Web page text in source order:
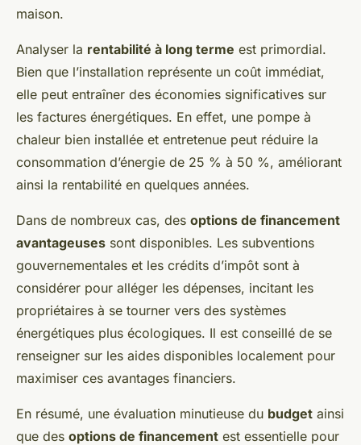
maison.
Analyser la rentabilité à long terme est primordial.
Bien que l’installation représente un coût immédiat,
elle peut entraîner des économies significatives sur
les factures énergétiques. En effet, une pompe à
chaleur bien installée et entretenue peut réduire la
consommation d’énergie de 25 % à 50 %, améliorant
ainsi la rentabilité en quelques années.
Dans de nombreux cas, des options de financement
avantageuses sont disponibles. Les subventions
gouvernementales et les crédits d’impôt sont à
considérer pour alléger les dépenses, incitant les
propriétaires à se tourner vers des systèmes
énergétiques plus écologiques. Il est conseillé de se
renseigner sur les aides disponibles localement pour
maximiser ces avantages financiers.
En résumé, une évaluation minutieuse du budget ainsi
que des options de financement est essentielle pour